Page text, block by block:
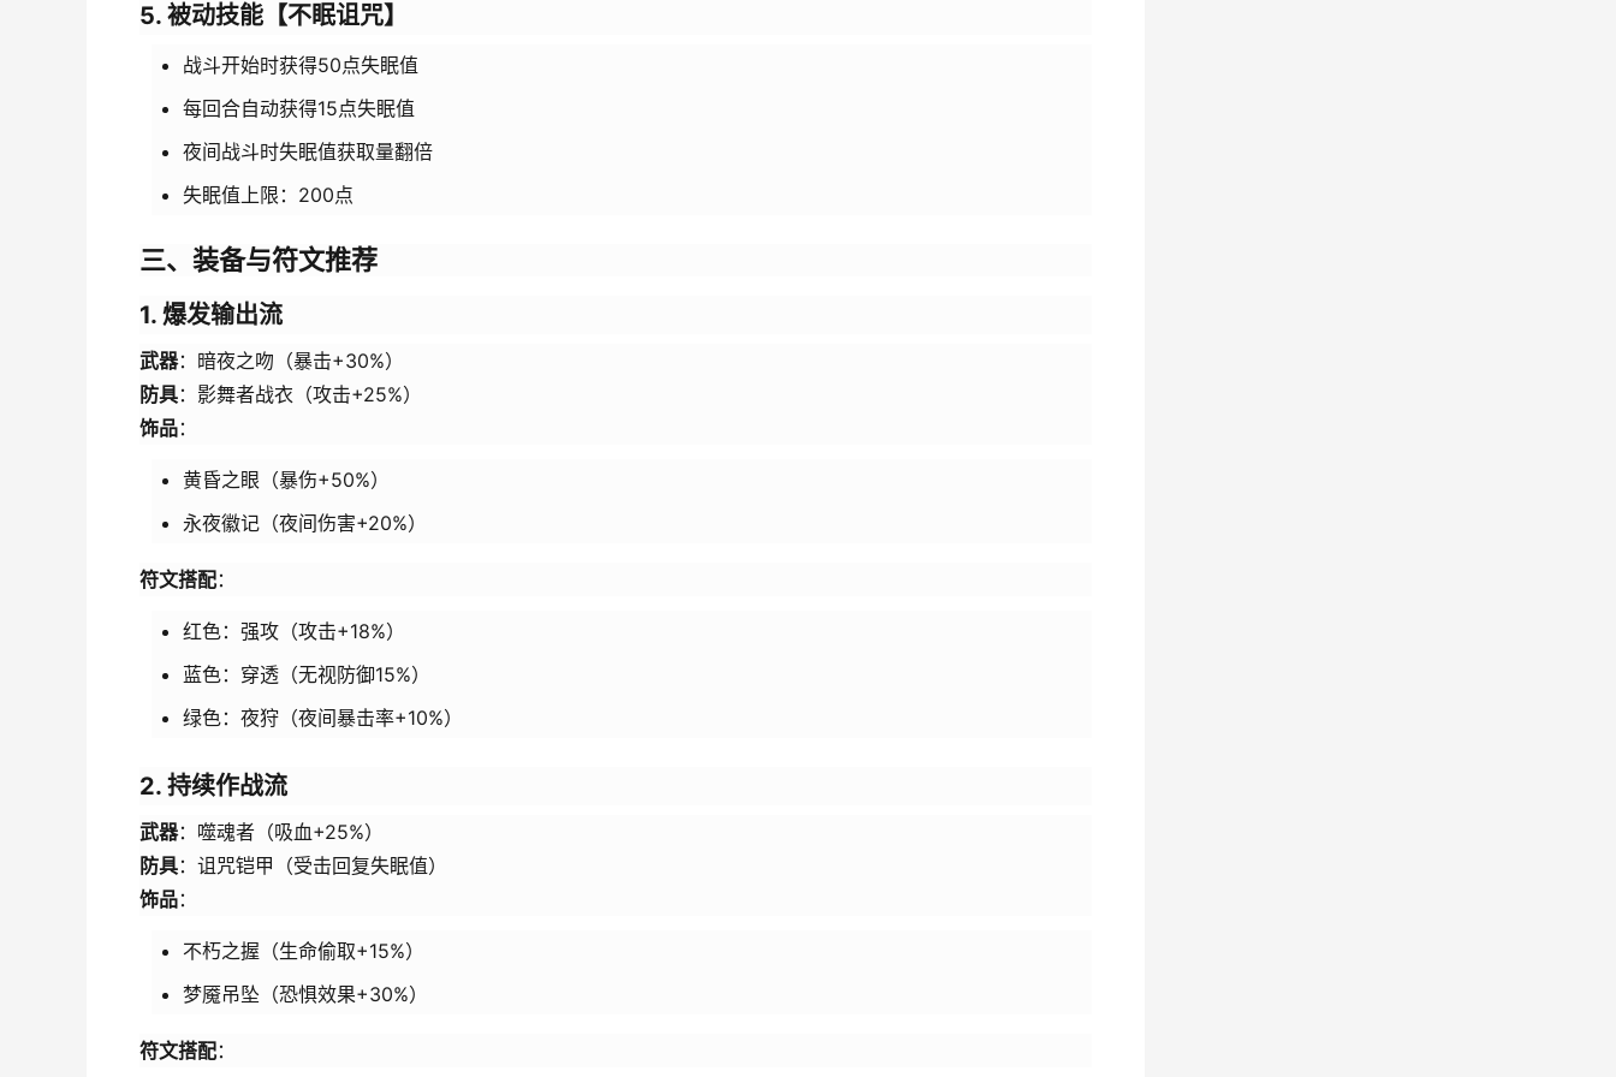
5. 被动技能【不眠诅咒】
战斗开始时获得50点失眠值
每回合自动获得15点失眠值
夜间战斗时失眠值获取量翻倍
失眠值上限：200点
三、装备与符文推荐
1. 爆发输出流
武器：暗夜之吻（暴击+30%）
防具：影舞者战衣（攻击+25%）
饰品：
黄昏之眼（暴伤+50%）
永夜徽记（夜间伤害+20%）
符文搭配：
红色：强攻（攻击+18%）
蓝色：穿透（无视防御15%）
绿色：夜狩（夜间暴击率+10%）
2. 持续作战流
武器：噬魂者（吸血+25%）
防具：诅咒铠甲（受击回复失眠值）
饰品：
不朽之握（生命偷取+15%）
梦魇吊坠（恐惧效果+30%）
符文搭配：